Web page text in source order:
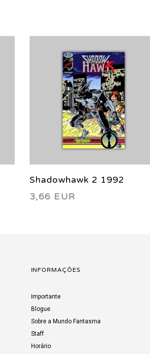
Shadowhawk 2 1992
3,66 EUR
INFORMAÇÕES
Importante
Blogue
Sobre a Mundo Fantasma
Staff
Horário